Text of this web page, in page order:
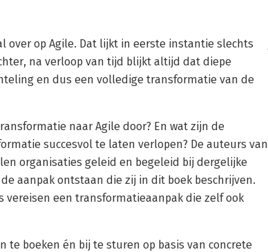
over op Agile. Dat lijkt in eerste instantie slechts
na verloop van tijd blijkt altijd dat diepe
en dus een volledige transformatie van de
naar Agile door? En wat zijn de
succesvol te laten verlopen? De auteurs van
organisaties geleid en begeleid bij dergelijke
aanpak ontstaan die zij in dit boek beschrijven.
een transformatieaanpak die zelf ook
boeken én bij te sturen op basis van concrete